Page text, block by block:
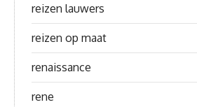
reizen lauwers
reizen op maat
renaissance
rene